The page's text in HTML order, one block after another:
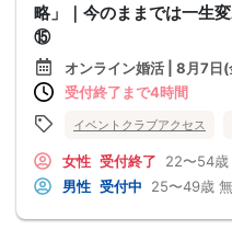
略」｜今のままでは一生
⑮
オンライン婚活 | 8月7
受付終了まで4時間
イベントクラブアクセス
女性 受付終了 22〜54歳
男性 受付中 25〜49歳